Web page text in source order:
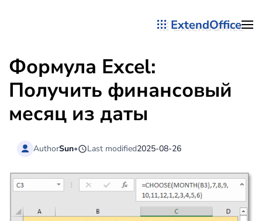
ExtendOffice
Формула Excel:
Получить финансовый
месяц из даты
AuthorSun• Last modified2025-08-26